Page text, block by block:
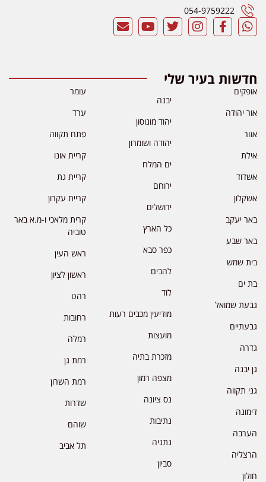
054-9759222
חדשות בעיר שלי
אופקים
אור יהודה
אזור
אילת
אשדוד
אשקלון
באר יעקב
באר שבע
בית שמש
בת ים
גבעת שמואל
גבעתיים
גדרה
גן יבנה
גני תקווה
דימונה
הערבה
הרצליה
חולון
יבנה
יהוד מונוסון
יהודה ושומרון
ים המלח
ירוחם
ירושלים
כל הארץ
כפר סבא
להבים
לוד
מודיעין מכבים רעות
מועצות
מזכרת בתיה
מצפה רמון
נס ציונה
נתיבות
נתניה
סביון
עומר
ערד
פתח תקווה
קריית אונו
קריית גת
קריית עקרון
קרית מלאכי ו-מ.א באר
טוביה
ראש העין
ראשון לציון
רהט
רחובות
רמלה
רמת גן
רמת השרון
שדרות
שוהם
תל אביב